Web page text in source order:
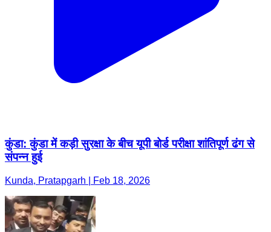
कुंडा: कुंडा में कड़ी सुरक्षा के बीच यूपी बोर्ड परीक्षा शांतिपूर्ण ढंग से
संपन्न हुई
Kunda, Pratapgarh | Feb 18, 2026